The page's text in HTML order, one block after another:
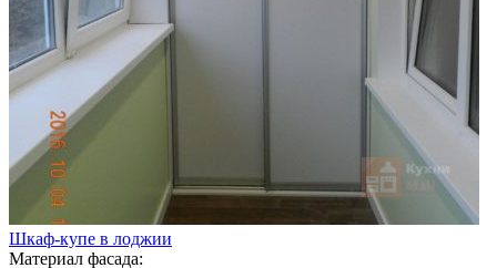
Шкаф-купе в лоджии
Материал фасада: